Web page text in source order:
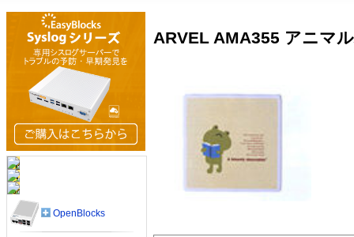
ARVEL AMA355 アニマ
OpenBlocks